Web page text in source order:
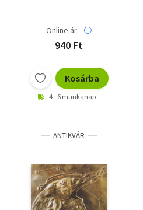
Online ár:
940 Ft
Kosárba
4 - 6 munkanap
ANTIKVÁR